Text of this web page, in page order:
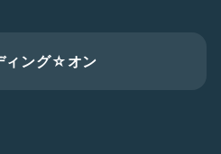
ィング☆オン